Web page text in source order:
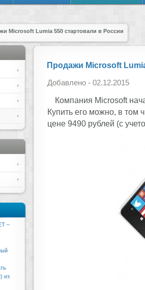
Microsoft Lumia 550 стартовали в России
Продажи Microsoft
Добавлено - 02.12.2015
Компания Microsoft
Купить его можно, в том
цене 9490 рублей (с
–
из